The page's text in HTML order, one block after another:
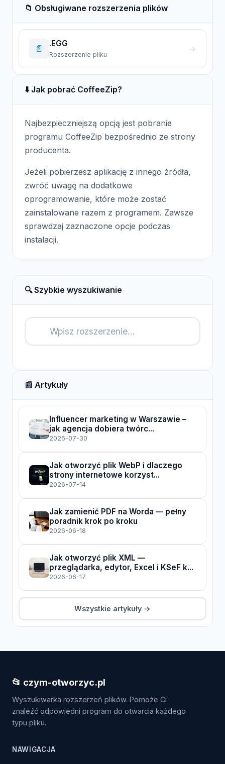
📁 Obsługiwane rozszerzenia plików
📄 .EGG
Rozszerzenie pliku
→
⬇️ Jak pobrać CoffeeZip?
Najbezpieczniejszą opcją jest pobranie
programu CoffeeZip bezpośrednio ze strony
producenta.
Jeżeli pobierzesz aplikację z innego źródła,
zwróć uwagę na dodatkowe
oprogramowanie, które może zostać
zainstalowane razem z programem. Zawsze
sprawdzaj zaznaczone opcje podczas
instalacji.
🔍 Szybkie wyszukiwanie
📰 Artykuły
Influencer marketing w Warszawie –
jak agencja dobiera twórc...
2026-07-30
Jak otworzyć plik WebP i dlaczego
strony internetowe korzyst...
2026-07-14
Jak zamienić PDF na Worda — pełny
poradnik krok po kroku
2026-06-18
Jak otworzyć plik XML —
przeglądarka, edytor, Excel i KSeF k...
2026-06-17
Wszystkie artykuły →
📂 czym-otworzyc.pl
Wyszukiwarka rozszerzeń plików. Pomoże Ci
znaleźć odpowiedni program do otwarcia każdego
typu pliku.
NAWIGACJA